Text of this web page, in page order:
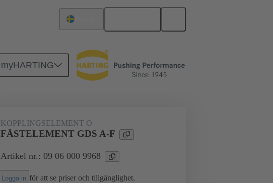
myHARTING
Förbindning moderkort till dotterkort 09 06 000 9968
KOPPLINGSELEMENT O
FÄSTELEMENT GDS A-F
Artikel nr.: 09 06 000 9968
Logga in för att se priser och tillgänglighet.